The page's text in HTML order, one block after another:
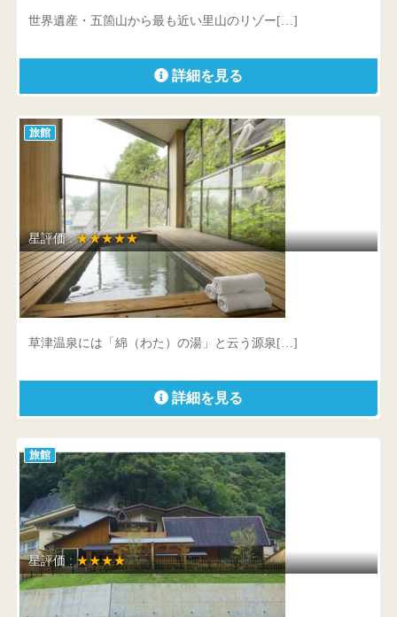
世界遺産・五箇山から最も近い里山のリゾー[…]
詳細を見る
旅館
星評価 :★★★★★
草津ホテル別館 綿の湯
群馬県 吾妻郡草津町草津469-4
草津温泉には「綿（わた）の湯」と云う源泉[…]
詳細を見る
旅館
星評価 : ★★★★
静響の宿 山水